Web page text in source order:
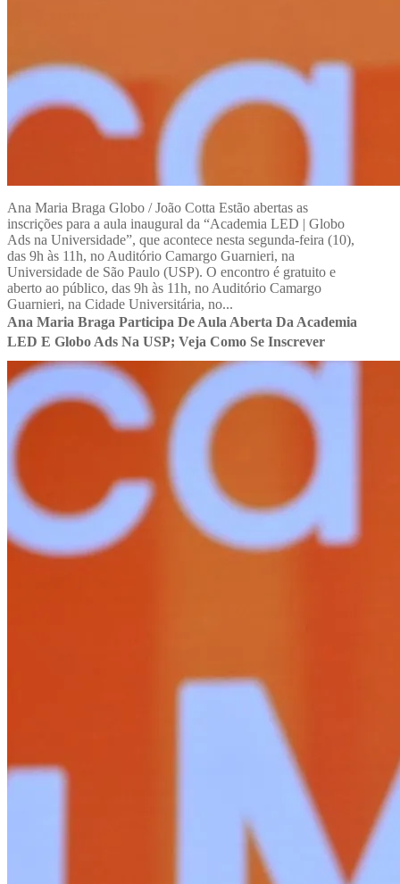
Ana Maria Braga Globo / João Cotta Estão abertas as
inscrições para a aula inaugural da “Academia LED | Globo
Ads na Universidade”, que acontece nesta segunda-feira (10),
das 9h às 11h, no Auditório Camargo Guarnieri, na
Universidade de São Paulo (USP). O encontro é gratuito e
aberto ao público, das 9h às 11h, no Auditório Camargo
Guarnieri, na Cidade Universitária, no...
Ana Maria Braga Participa De Aula Aberta Da Academia
LED E Globo Ads Na USP; Veja Como Se Inscrever